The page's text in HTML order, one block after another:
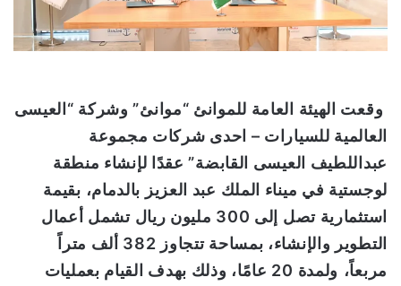
ت
ن
ي
ا
وقعت الهيئة العامة للموانئ “موانئ” وشركة “العيسى
العالمية للسيارات – احدى شركات مجموعة
عبداللطيف العيسى القابضة” عقدًا لإنشاء منطقة
لوجستية في ميناء الملك عبد العزيز بالدمام، بقيمة
استثمارية تصل إلى 300 مليون ريال تشمل أعمال
التطوير والإنشاء، بمساحة تتجاوز 382 ألف متراً
مربعاً، ولمدة 20 عامًا، وذلك بهدف القيام بعمليات